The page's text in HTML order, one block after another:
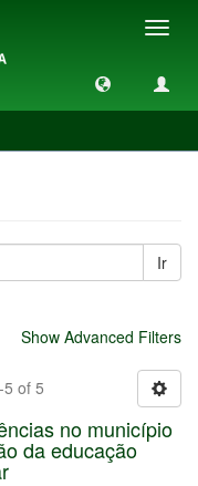
Ir
Show Advanced Filters
of 5
no município
da educação